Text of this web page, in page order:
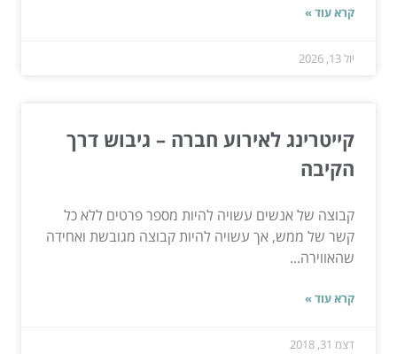
קרא עוד »
יול 13, 2026
קייטרינג לאירוע חברה – גיבוש דרך
הקיבה
קבוצה של אנשים עשויה להיות מספר פרטים ללא כל
קשר של ממש, אך עשויה להיות קבוצה מגובשת ואחידה
שהאווירה...
קרא עוד »
דצמ 31, 2018